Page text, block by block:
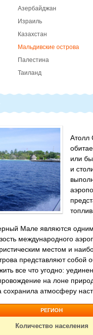
Азербайджан
Израиль
Казахстан
Мальдивские острова
Палестина
Таиланд
Атолл
или
и
Мале являются
международного
местом и
представляют
все что угодно:
на лоне
сохранила атмосферу
РЕГИОН
Количество населения